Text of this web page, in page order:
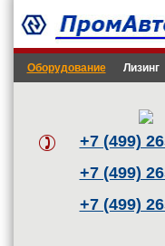
Оборудование Лизинг
+7 (499)
+7 (499)
+7 (499)